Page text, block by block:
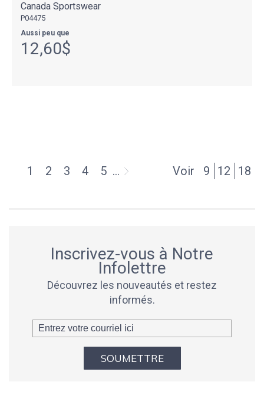
Canada Sportswear
P04475
Aussi peu que
12,60$
1 2 3 4 5 … Voir 9 12 18
Inscrivez-vous à Notre
Infolettre
Découvrez les nouveautés et restez
informés.
SOUMETTRE